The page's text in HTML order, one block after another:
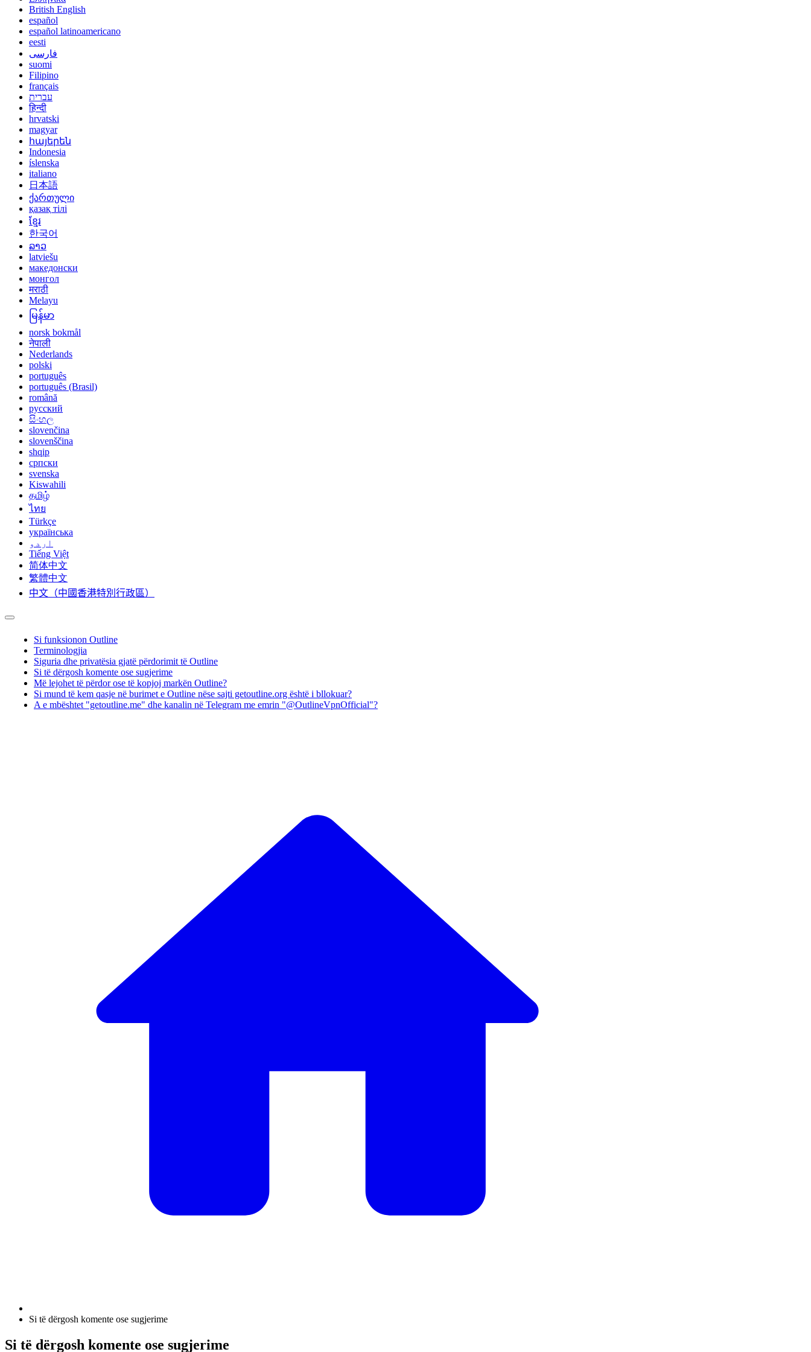
British English
español
español latinoamericano
eesti
فارسی
suomi
Filipino
français
עברית
हिन्दी
hrvatski
magyar
հայերեն
Indonesia
íslenska
italiano
日本語
ქართული
қазақ тілі
ខ្មែរ
한국어
ລາວ
latviešu
македонски
монгол
मराठी
Melayu
မြန်မာ
norsk bokmål
नेपाली
Nederlands
polski
português
português (Brasil)
română
русский
සිංහල
slovenčina
slovenščina
shqip
српски
svenska
Kiswahili
தமிழ்
ไทย
Türkçe
українська
اردو
Tiếng Việt
简体中文
繁體中文
中文（中國香港特別行政區）
Si funksionon Outline
Terminologjia
Siguria dhe privatësia gjatë përdorimit të Outline
Si të dërgosh komente ose sugjerime
Më lejohet të përdor ose të kopjoj markën Outline?
Si mund të kem qasje në burimet e Outline nëse sajti getoutline.org është i bllokuar?
A e mbështet "getoutline.me" dhe kanalin në Telegram me emrin "@OutlineVpnOfficial"?
Si të dërgosh komente ose sugjerime
Si të dërgosh komente ose sugjerime